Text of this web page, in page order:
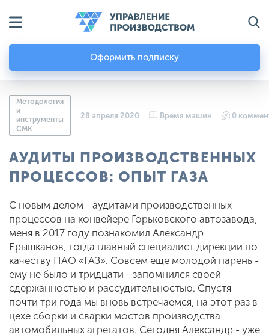
Оформить подписку
Методология
и
инструменты
СМК
28 апреля 2020 Время машин 0
АУДИТЫ ПРОИЗВОДСТВЕННЫХ
ПРОЦЕССОВ: ОПЫТ ГАЗА
С новым делом - аудитами производственных
процессов на конвейере Горьковского автозавода,
меня в 2017 году познакомил Александр
Ерышканов, тогда главный специалист дирекции по
качеству ПАО «ГАЗ». Совсем еще молодой парень -
ему не было и тридцати - запомнился своей
сдержанностью и рассудительностью. Спустя
почти три года мы вновь встречаемся, на этот раз в
цехе сборки и сварки мостов производства
автомобильных агрегатов. Сегодня Александр - уже